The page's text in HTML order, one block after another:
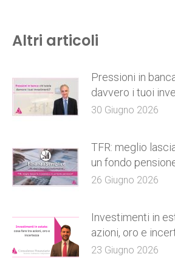
Altri articoli
Pressioni in
davvero i tuoi
30 Giugno 2026
TFR: meglio
un fondo
26 Giugno 2026
Investimenti in
azioni, oro e
23 Giugno 2026